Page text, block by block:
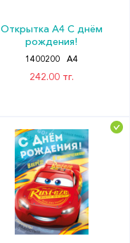
Открытка А4 С днём
рождения!
1400200 А4
242.00 тг.